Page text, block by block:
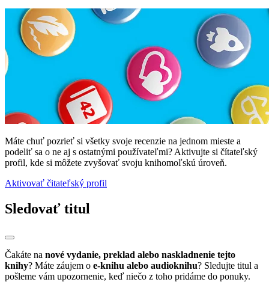
Máte chuť pozrieť si všetky svoje recenzie na jednom mieste a
podeliť sa o ne aj s ostatnými používateľmi? Aktivujte si čítateľský
profil, kde si môžete zvyšovať svoju knihomoľskú úroveň.
Aktivovať čitateľský profil
Sledovať titul
Čakáte na nové vydanie, preklad alebo naskladnenie tejto
knihy? Máte záujem o e-knihu alebo audioknihu? Sledujte titul a
pošleme vám upozornenie, keď niečo z toho pridáme do ponuky.